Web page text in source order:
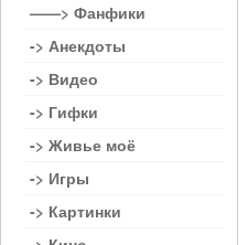
——> Фанфики
-> Анекдоты
-> Видео
-> Гифки
-> Живье моё
-> Игры
-> Картинки